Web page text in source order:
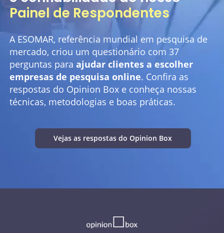
Painel de Respondentes
A ESOMAR, referência mundial em pesquisa de
mercado, criou um questionário com 37
perguntas para ajudar clientes a escolher
empresas de pesquisa online. Confira as
respostas do Opinion Box e conheça nossas
técnicas, metodologias e boas práticas.
Vejas as respostas do Opinion Box